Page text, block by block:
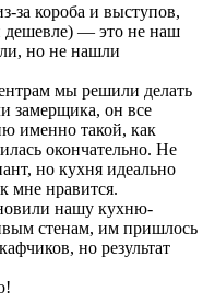
за короба и выступов,
дешевле) — это не наш
но не нашли
мы решили делать
замерщика, он все
именно такой, как
окончательно. Не
но кухня идеально
мне нравится.
нашу кухню-
стенам, им пришлось
но результат